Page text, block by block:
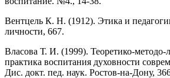
Вентцель К. Н. (1912). Этика и
личности, 667.
Власова Т. И. (1999). Теоретико-методо-
прак­тика воспитания духовности
Дис. докт. пед. наук. Ростов-на-Дону,